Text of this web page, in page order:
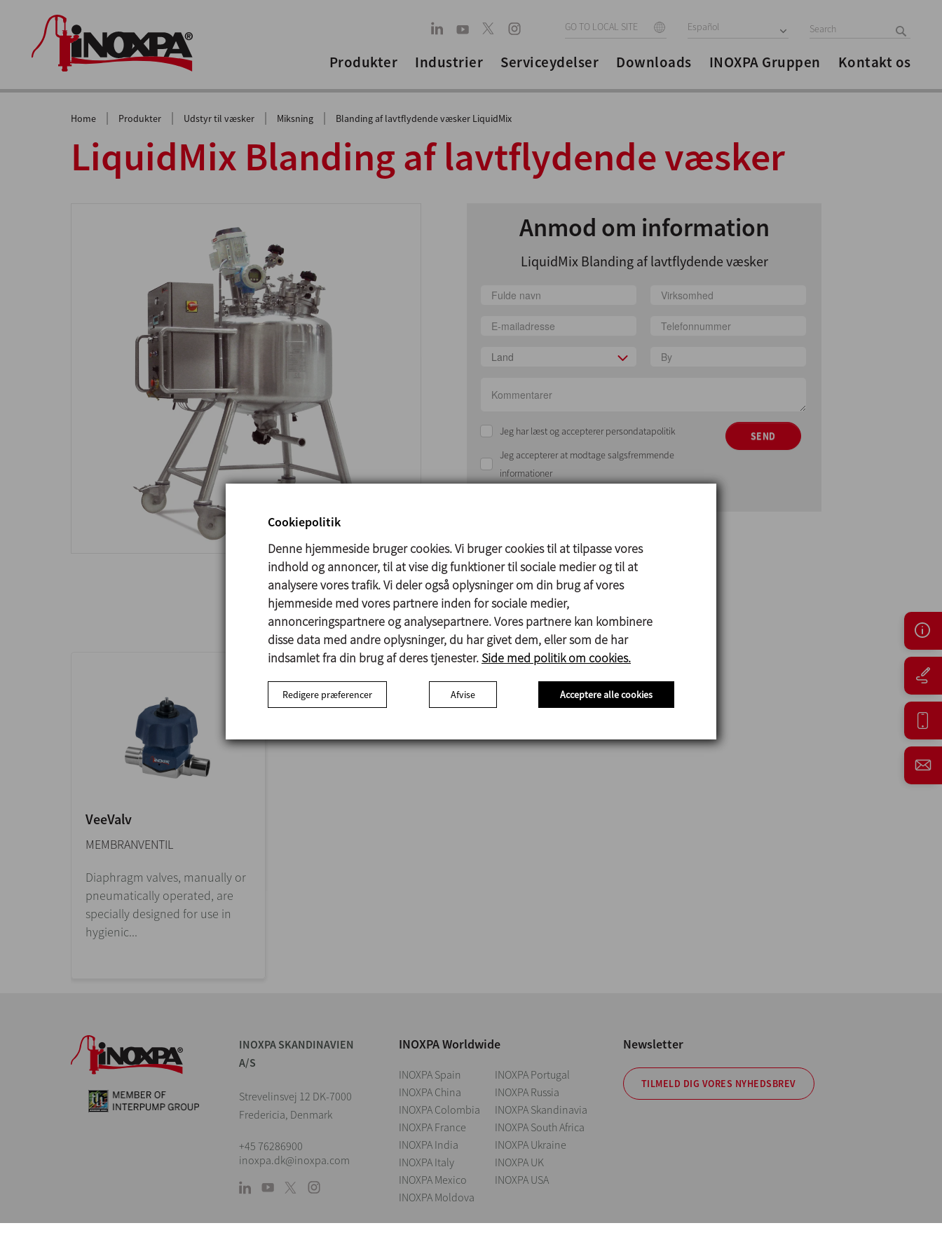
GO TO LOCAL SITE Español
Produkter Industrier Serviceydelser Downloads INOXPA Gruppen Kontakt os
Home | Produkter | Udstyr til væsker | Miksning | Blanding af lavtflydende væsker LiquidMix
LiquidMix Blanding af lavtflydende væsker
Anmod om information
LiquidMix Blanding af lavtflydende væsker
Land
Jeg har læst og accepterer persondatapolitik
Jeg accepterer at modtage salgsfremmende
informationer
SEND
Beslægtede produkter
VeeValv
MEMBRANVENTIL
Diaphragm valves, manually or
pneumatically operated, are
specially designed for use in
hygienic...
INOXPA SKANDINAVIEN
A/S
Strevelinsvej 12 DK-7000
Fredericia, Denmark
+45 76286900
inoxpa.dk@inoxpa.com
INOXPA Worldwide
INOXPA Spain
INOXPA China
INOXPA Colombia
INOXPA France
INOXPA India
INOXPA Italy
INOXPA Mexico
INOXPA Moldova
INOXPA Portugal
INOXPA Russia
INOXPA Skandinavia
INOXPA South Africa
INOXPA Ukraine
INOXPA UK
INOXPA USA
Newsletter
TILMELD DIG VORES NYHEDSBREV
Cookiepolitik
Denne hjemmeside bruger cookies. Vi bruger cookies til at tilpasse vores
indhold og annoncer, til at vise dig funktioner til sociale medier og til at
analysere vores trafik. Vi deler også oplysninger om din brug af vores
hjemmeside med vores partnere inden for sociale medier,
annonceringspartnere og analysepartnere. Vores partnere kan kombinere
disse data med andre oplysninger, du har givet dem, eller som de har
indsamlet fra din brug af deres tjenester. Side med politik om cookies.
Redigere præferencer Afvise Acceptere alle cookies